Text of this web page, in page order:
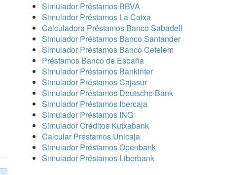
Simulador Préstamos BBVA
Simulador Préstamos La Caixa
Calculadora Préstamos Banco Sabadell
Simulador Préstamos Banco Santander
Simulador Préstamos Banco Cetelem
Préstamos Banco de España
Simulador Préstamos Bankinter
Simulador Préstamos Cajasur
Simulador Préstamos Deutsche Bank
Simulador Préstamos Ibercaja
Simulador Préstamos ING
Simulador Créditos Kutxabank
Calcular Préstamos Unicaja
Simulador Préstamos Openbank
Simulador Préstamos Liberbank